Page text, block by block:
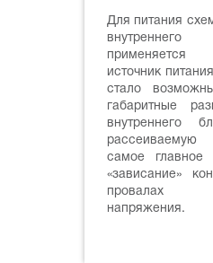
Для питания
применяется
источник
стало
габаритные
внутреннего
самое
«зависание»
провалах
напряжения.